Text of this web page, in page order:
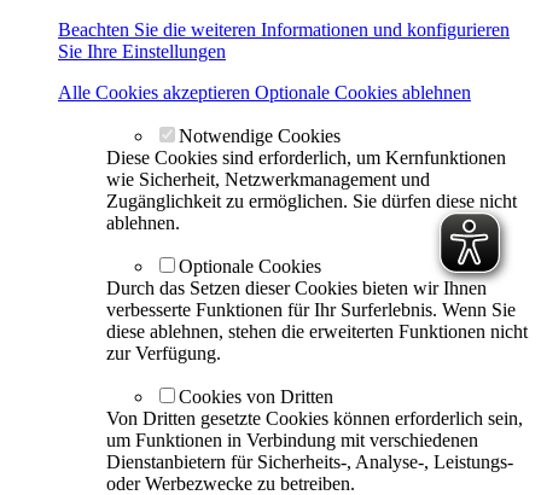
Beachten Sie die weiteren Informationen und konfigurieren
Sie Ihre Einstellungen
Alle Cookies akzeptieren Optionale Cookies ablehnen
Notwendige Cookies
Diese Cookies sind erforderlich, um Kernfunktionen
wie Sicherheit, Netzwerkmanagement und
Zugänglichkeit zu ermöglichen. Sie dürfen diese nicht
ablehnen.
Optionale Cookies
Durch das Setzen dieser Cookies bieten wir Ihnen
verbesserte Funktionen für Ihr Surferlebnis. Wenn Sie
diese ablehnen, stehen die erweiterten Funktionen nicht
zur Verfügung.
Cookies von Dritten
Von Dritten gesetzte Cookies können erforderlich sein,
um Funktionen in Verbindung mit verschiedenen
Dienstanbietern für Sicherheits-, Analyse-, Leistungs-
oder Werbezwecke zu betreiben.